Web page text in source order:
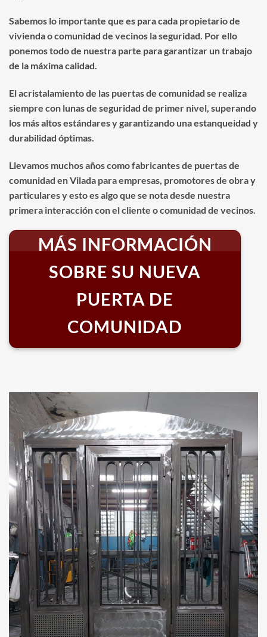
Sabemos lo importante que es para cada propietario de
vivienda o comunidad de vecinos la seguridad. Por ello
ponemos todo de nuestra parte para garantizar un trabajo
de la máxima calidad.
El acristalamiento de las puertas de comunidad se realiza
siempre con lunas de seguridad de primer nivel, superando
los más altos estándares y garantizando una estanqueidad y
durabilidad óptimas.
Llevamos muchos años como fabricantes de puertas de
comunidad en Vilada para empresas, promotores de obra y
particulares y esto es algo que se nota desde nuestra
primera interacción con el cliente o comunidad de vecinos.
MÁS INFORMACIÓN
SOBRE SU NUEVA
PUERTA DE
COMUNIDAD